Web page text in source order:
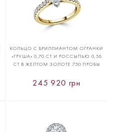
КОЛЬЦО С БРИЛЛИАНТОМ ОГРАНКИ
«ГРУША» 0,70 CT И РОССЫПЬЮ 0,56
CT В ЖЕЛТОМ ЗОЛОТЕ 750 ПРОБЫ
245 920 грн